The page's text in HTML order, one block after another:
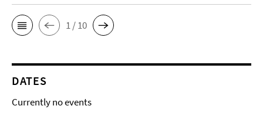
1 / 10
DATES
Currently no events